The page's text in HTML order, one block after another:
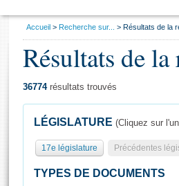
Présidence
Séance publique
Général
Rôle et pouvoirs de
Visiter l'Assemblée
Vous
Accueil Recherche sur... Résultats de la
Résultats de la
36774résultats trouvés
LÉGISLATURE (Cliquez sur
17e législature Précédentes
TYPES DE DOCUMENTS